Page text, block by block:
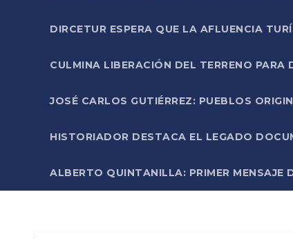
DIRCETUR ESPERA QUE LA AFLUENCIA
CULMINA LIBERACIÓN DEL TERRENO
JOSÉ CARLOS GUTIÉRREZ: PUEBLOS
HISTORIADOR DESTACA EL LEGADO
ALBERTO QUINTANILLA: PRIMER MENSAJE